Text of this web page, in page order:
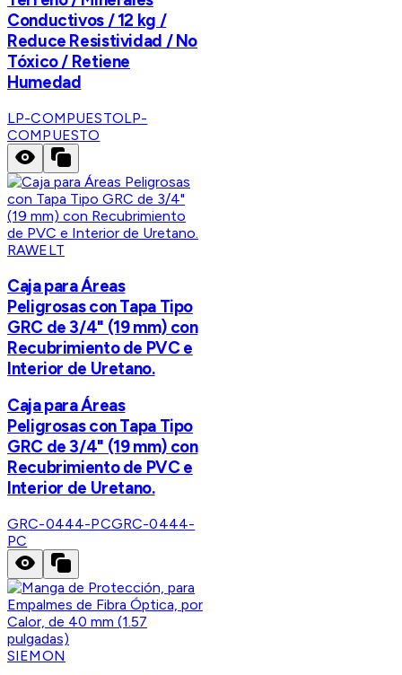
Conductivos / 12 kg /
Reduce Resistividad / No
Tóxico / Retiene
Humedad
LP-COMPUESTOLP-
COMPUESTO
RAWELT
Caja para Áreas
Peligrosas con Tapa Tipo
GRC de 3/4" (19 mm) con
Recubrimiento de PVC e
Interior de Uretano.
Caja para Áreas
Peligrosas con Tapa Tipo
GRC de 3/4" (19 mm) con
Recubrimiento de PVC e
Interior de Uretano.
GRC-0444-PCGRC-0444-
PC
SIEMON